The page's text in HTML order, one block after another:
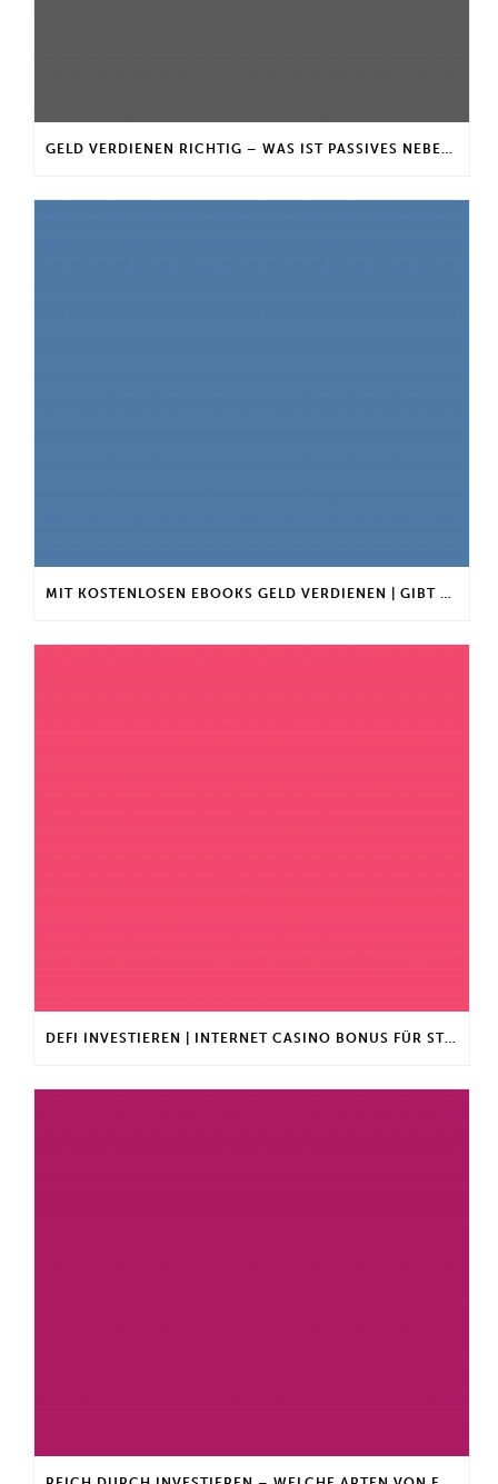
GELD VERDIENEN RICHTIG – WAS IST PASSIVES NEBENEINKOMMEN?
MIT KOSTENLOSEN EBOOKS GELD VERDIENEN | GIBT ES EINEN MAXIMALEN ANLAGEBETRAG?